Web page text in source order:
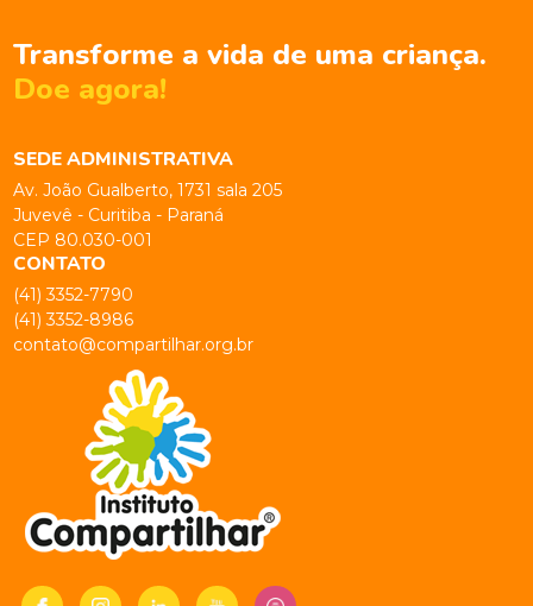
Transforme a vida de uma criança.
Doe agora!
SEDE ADMINISTRATIVA
Av. João Gualberto, 1731 sala 205
Juvevê - Curitiba - Paraná
CEP 80.030-001
CONTATO
(41) 3352-7790
(41) 3352-8986
contato@compartilhar.org.br